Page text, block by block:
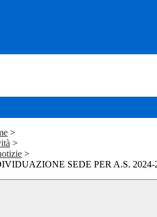
>
>
>
SEDE PER A.S. 2024-